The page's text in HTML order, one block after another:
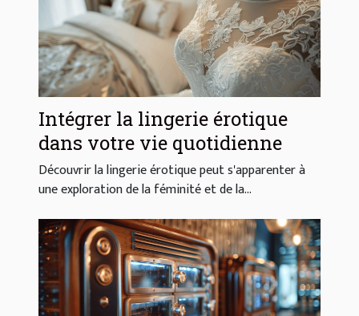
Intégrer la lingerie érotique
dans votre vie quotidienne
Découvrir la lingerie érotique peut s'apparenter à
une exploration de la féminité et de la...